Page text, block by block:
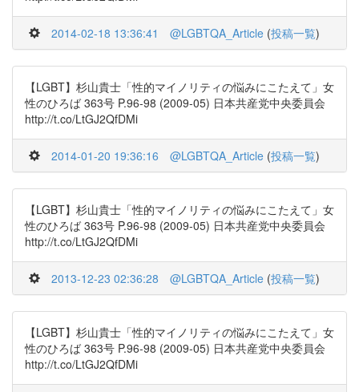
2014-02-18 13:36:41 @LGBTQA_Article (投稿一覧)
【LGBT】杉山貴士「性的マイノリティの悩みにこたえて」女
性のひろば 363号 P.96-98 (2009-05) 日本共産党中央委員会
http://t.co/LtGJ2QfDMi
2014-01-20 19:36:16 @LGBTQA_Article (投稿一覧)
【LGBT】杉山貴士「性的マイノリティの悩みにこたえて」女
性のひろば 363号 P.96-98 (2009-05) 日本共産党中央委員会
http://t.co/LtGJ2QfDMi
2013-12-23 02:36:28 @LGBTQA_Article (投稿一覧)
【LGBT】杉山貴士「性的マイノリティの悩みにこたえて」女
性のひろば 363号 P.96-98 (2009-05) 日本共産党中央委員会
http://t.co/LtGJ2QfDMi